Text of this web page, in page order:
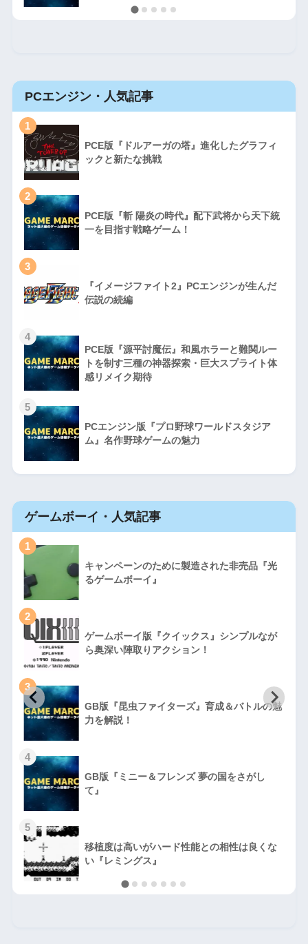
PCエンジン・人気記事
1
PCE版『ドルアーガの塔』進化したグラフィ
ックと新たな挑戦
2
PCE版『斬 陽炎の時代』配下武将から天下統
一を目指す戦略ゲーム！
3
『イメージファイト2』PCエンジンが生んだ
伝説の続編
4
PCE版『源平討魔伝』和風ホラーと難関ルー
トを制す三種の神器探索・巨大スプライト体
感リメイク期待
5
PCエンジン版『プロ野球ワールドスタジア
ム』名作野球ゲームの魅力
ゲームボーイ・人気記事
1
キャンペーンのために製造された非売品『光
るゲームボーイ』
2
ゲームボーイ版『クイックス』シンプルなが
ら奥深い陣取りアクション！
3
GB版『昆虫ファイターズ』育成＆バトルの魅
力を解説！
4
GB版『ミニー＆フレンズ 夢の国をさがし
て』
5
移植度は高いがハード性能との相性は良くな
い『レミングス』